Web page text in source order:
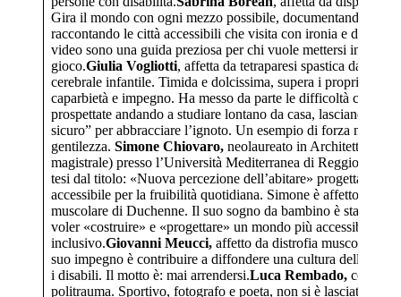
Gira il mondo con ogni mezzo possibile, documentandolo su
raccontando le città accessibili che visita con ironia e
video sono una guida preziosa per chi vuole mettersi in
gioco.Giulia Vogliotti, affetta da tetraparesi spastica da
cerebrale infantile. Timida e dolcissima, supera i propri limiti
caparbietà e impegno. Ha messo da parte le difficoltà che le
prospettate andando a studiare lontano da casa, lasciando il
sicuro” per abbracciare l’ignoto. Un esempio di forza nella
gentilezza. Simone Chiovaro, neolaureato in Architettura
magistrale) presso l’Università Mediterranea di Reggio
tesi dal titolo: «Nuova percezione dell’abitare» progettazione
accessibile per la fruibilità quotidiana. Simone è affetto da
muscolare di Duchenne. Il suo sogno da bambino è stato
voler «costruire» e «progettare» un mondo più accessibile e
inclusivo.Giovanni Meucci, affetto da distrofia muscolare di
suo impegno è contribuire a diffondere una cultura
i disabili. Il motto è: mai arrendersi.Luca Rembado, colpito
politrauma. Sportivo, fotografo e poeta, non si è lasciato